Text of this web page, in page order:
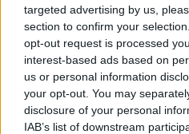
targeted advertising by us,
section to confirm your
opt-out request is processed
interest-based ads based on
us or personal information
your opt-out. You may
disclosure of your personal
IAB’s list of downstream
♊ BESSONS
Aquest mes et fa revisar
Pots adonar-te que estàs
temps en coses que no et